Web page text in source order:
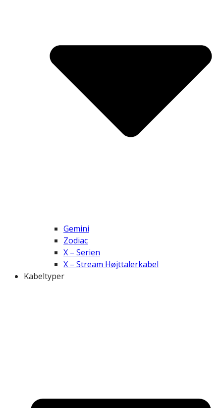
Gemini
Zodiac
X – Serien
X – Stream Højttalerkabel
Kabeltyper